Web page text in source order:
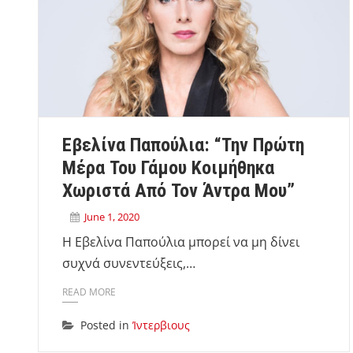
Εβελίνα Παπούλια: “Την Πρώτη
Μέρα Του Γάμου Κοιμήθηκα
Χωριστά Από Τον Άντρα Μου”
June 1, 2020
Η Εβελίνα Παπούλια μπορεί να μη δίνει
συχνά συνεντεύξεις,…
READ MORE
Posted in Ίντερβιους